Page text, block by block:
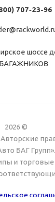
707-23-96
шоссе
БАГАЖНИКОВ
2026 ©
БАГ Групп».
и